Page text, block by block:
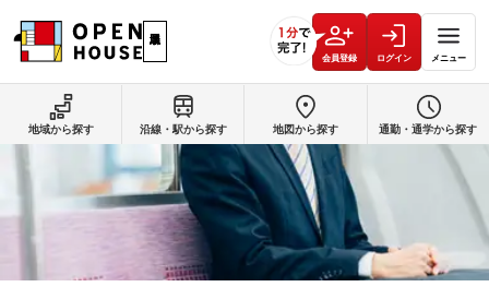
会員登録 ログイン メニュー
地域から探す 沿線・駅から探す 地図から探す 通勤・通学から探す